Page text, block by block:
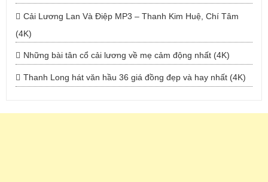
Cải Lương Lan Và Điệp MP3 – Thanh Kim Huệ, Chí Tâm
(4K)
Những bài tân cổ cải lương về mẹ cảm động nhất (4K)
Thanh Long hát văn hầu 36 giá đồng đẹp và hay nhất (4K)